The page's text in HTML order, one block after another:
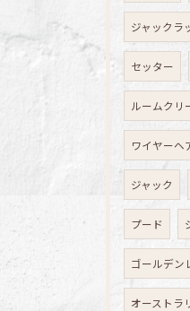
ジャックラ
セッター
ルームクリ
ワイヤーヘ
ジャック
プード
ゴールデン
オーストラ